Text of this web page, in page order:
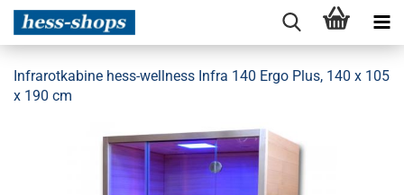
Infrarotkabine hess-wellness Infra 140 Ergo Plus, 140 x 105
x 190 cm